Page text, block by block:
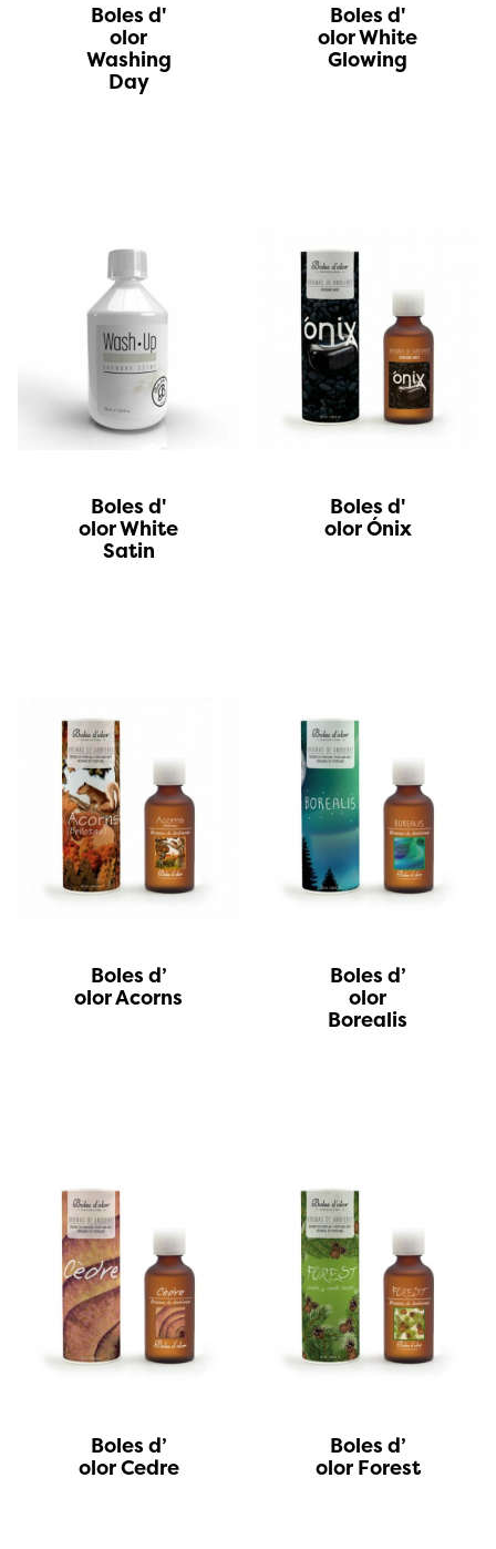
Boles d'
olor
Washing
Day
Boles d'
olor White
Glowing
Boles d'
olor White
Satin
Boles d'
olor Ónix
Boles d’
olor Acorns
Boles d’
olor
Borealis
Boles d’
olor Cedre
Boles d’
olor Forest